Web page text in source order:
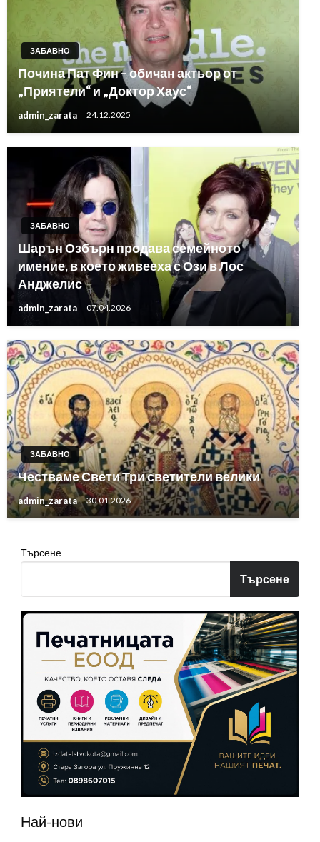
ЗАБАВНО
Почина Пат Фин – обичан актьор от
„Приятели“ и „Доктор Хаус“
admin_zarata 24.12.2025
ЗАБАВНО
Шарън Озбърн продава семейното
имение, в което живееха с Ози в Лос
Анджелис
admin_zarata 07.04.2026
ЗАБАВНО
Честваме Свети Три светители велики
admin_zarata 30.01.2026
Търсене
Търсене
Най-нови